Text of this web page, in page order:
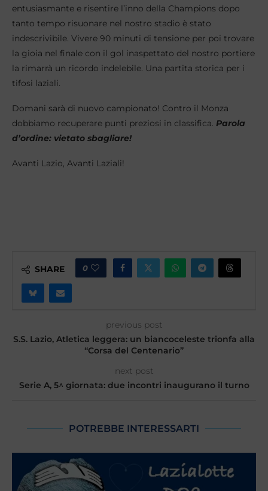
entusiasmante e risentire l’inno della Champions dopo
tanto tempo risuonare nel nostro stadio è stato
indescrivibile. Vivere 90 minuti di tensione per poi trovare
la gioia nel finale con il gol inaspettato del nostro portiere
la rimarrà un ricordo indelebile. Una partita storica per i
tifosi laziali.
Domani sarà di nuovo campionato! Contro il Monza
dobbiamo recuperare punti preziosi in classifica. Parola
d’ordine: vietato sbagliare!
Avanti Lazio, Avanti Laziali!
SHARE 0
previous post
S.S. Lazio, Atletica leggera: un biancoceleste trionfa alla
“Corsa del Centenario”
next post
Serie A, 5^ giornata: due incontri inaugurano il turno
POTREBBE INTERESSARTI